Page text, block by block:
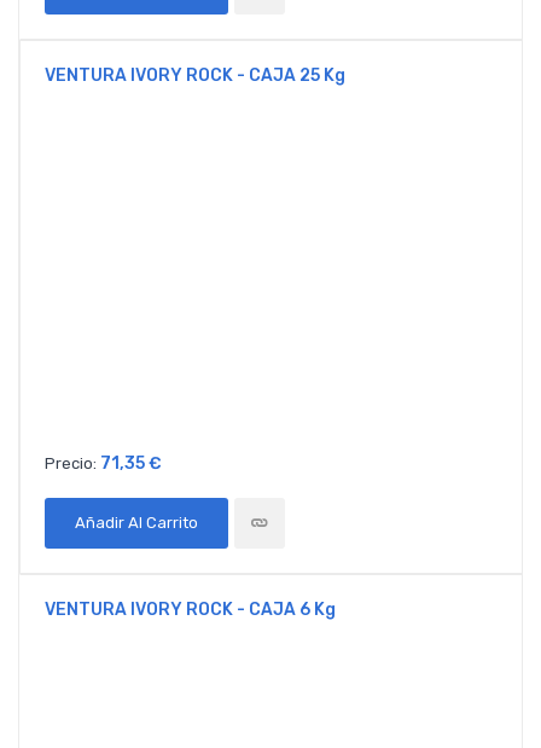
VENTURA IVORY ROCK - CAJA 25 Kg
Precio: 71,35 €
Añadir Al Carrito
VENTURA IVORY ROCK - CAJA 6 Kg